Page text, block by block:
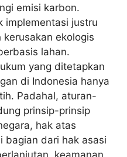
emisi karbon.
implementasi justru
ekologis
lahan.
yang ditetapkan
di Indonesia hanya
Padahal, aturan-
prinsip-prinsip
hak atas
bagian dari hak asasi